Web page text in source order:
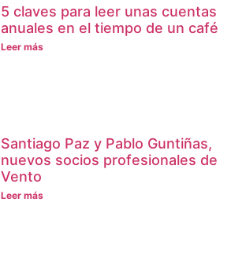
5 claves para leer unas cuentas
anuales en el tiempo de un café
Leer más
Santiago Paz y Pablo Guntiñas,
nuevos socios profesionales de
Vento
Leer más